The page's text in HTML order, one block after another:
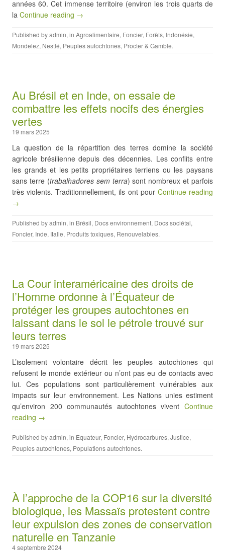
années 60. Cet immense territoire (environ les trois quarts de
la Continue reading →
Published byadmin, in Agroalimentaire, Foncier, Forêts, Indonésie,
Mondelez, Nestlé, Peuples autochtones, Procter & Gamble.
Au Brésil et en Inde, on essaie de
combattre les effets nocifs des énergies
vertes
19 mars 2025
La question de la répartition des terres domine la société
agricole brésilienne depuis des décennies. Les conflits entre
les grands et les petits propriétaires terriens ou les paysans
sans terre (trabalhadores sem terra) sont nombreux et parfois
très violents. Traditionnellement, ils ont pour Continue reading
→
Published byadmin, in Brésil, Docs environnement, Docs sociétal,
Foncier, Inde, Italie, Produits toxiques, Renouvelables.
La Cour interaméricaine des droits de
l’Homme ordonne à l’Équateur de
protéger les groupes autochtones en
laissant dans le sol le pétrole trouvé sur
leurs terres
19 mars 2025
L’isolement volontaire décrit les peuples autochtones qui
refusent le monde extérieur ou n’ont pas eu de contacts avec
lui. Ces populations sont particulièrement vulnérables aux
impacts sur leur environnement. Les Nations unies estiment
qu’environ 200 communautés autochtones vivent Continue
reading →
Published byadmin, in Equateur, Foncier, Hydrocarbures, Justice,
Peuples autochtones, Populations autochtones.
À l’approche de la COP16 sur la diversité
biologique, les Massaïs protestent contre
leur expulsion des zones de conservation
naturelle en Tanzanie
4 septembre 2024